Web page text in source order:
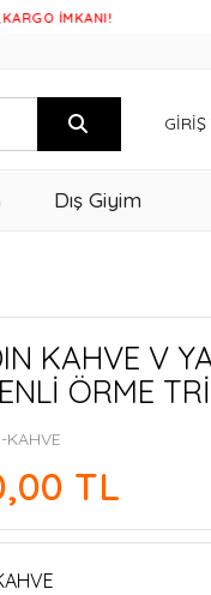
GIRIŞ
Dış Giyim
KAHVE V
ÖRME
TL